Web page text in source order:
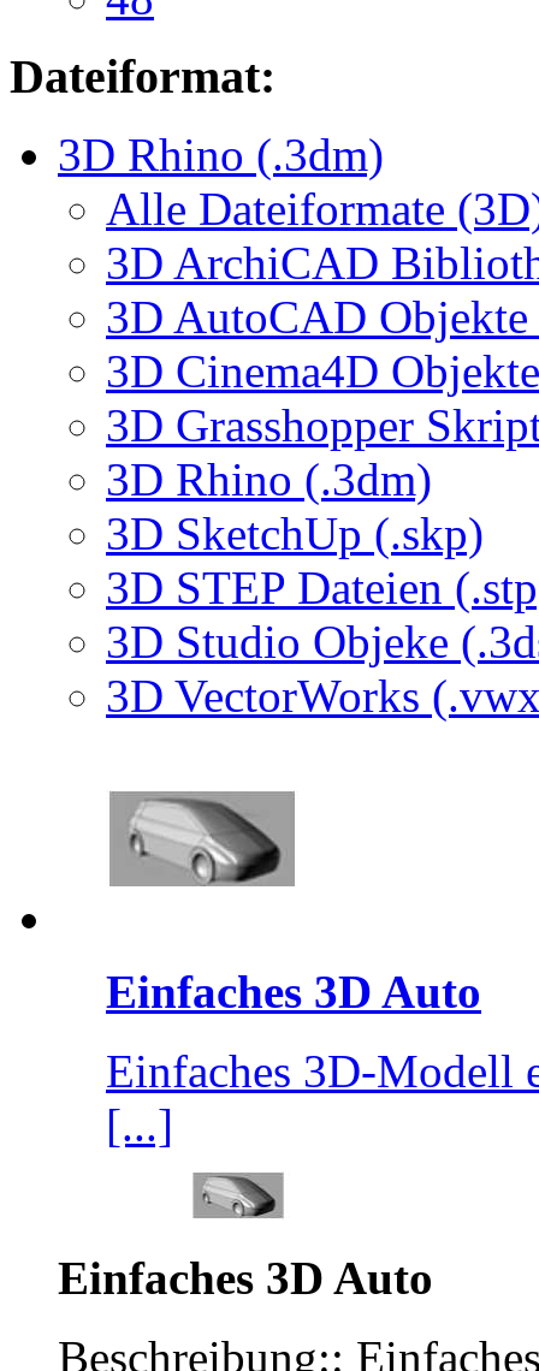
Dateiformat:
3D Rhino (.3dm)
Alle Dateiformate
3D ArchiCAD
3D AutoCAD
3D Cinema4D
3D Grasshopper
3D Rhino (.3dm)
3D SketchUp (.skp)
3D STEP Dateien
3D Studio Objeke
3D VectorWorks
Einfaches 3D Auto
Einfaches 3D-Modell
[...]
Einfaches 3D Auto
Beschreibung::